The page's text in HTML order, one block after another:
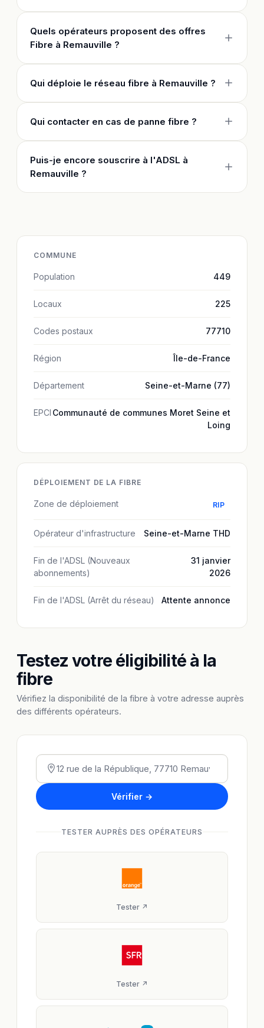
Quels opérateurs proposent des offres
Fibre à Remauville ?
Qui déploie le réseau fibre à Remauville ?
Qui contacter en cas de panne fibre ?
Puis-je encore souscrire à l'ADSL à
Remauville ?
COMMUNE
Population 449
Locaux 225
Codes postaux 77710
Région Île-de-France
Département Seine-et-Marne (77)
EPCI Communauté de communes Moret Seine et
Loing
DÉPLOIEMENT DE LA FIBRE
Zone de déploiement RIP
Opérateur d'infrastructure Seine-et-Marne THD
Fin de l'ADSL (Nouveaux
abonnements)
31 janvier
2026
Fin de l'ADSL (Arrêt du réseau) Attente annonce
Testez votre éligibilité à la
fibre
Vérifiez la disponibilité de la fibre à votre adresse auprès
des différents opérateurs.
Vérifier →
TESTER AUPRÈS DES OPÉRATEURS
Tester ↗
Tester ↗